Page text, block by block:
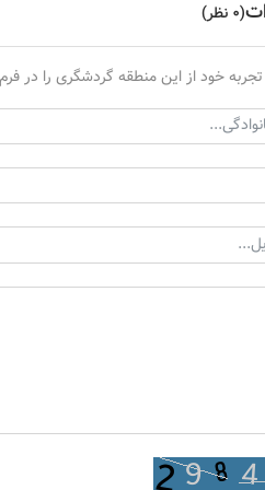
(0 نظر)
خود از این منطقه گردشگری را در